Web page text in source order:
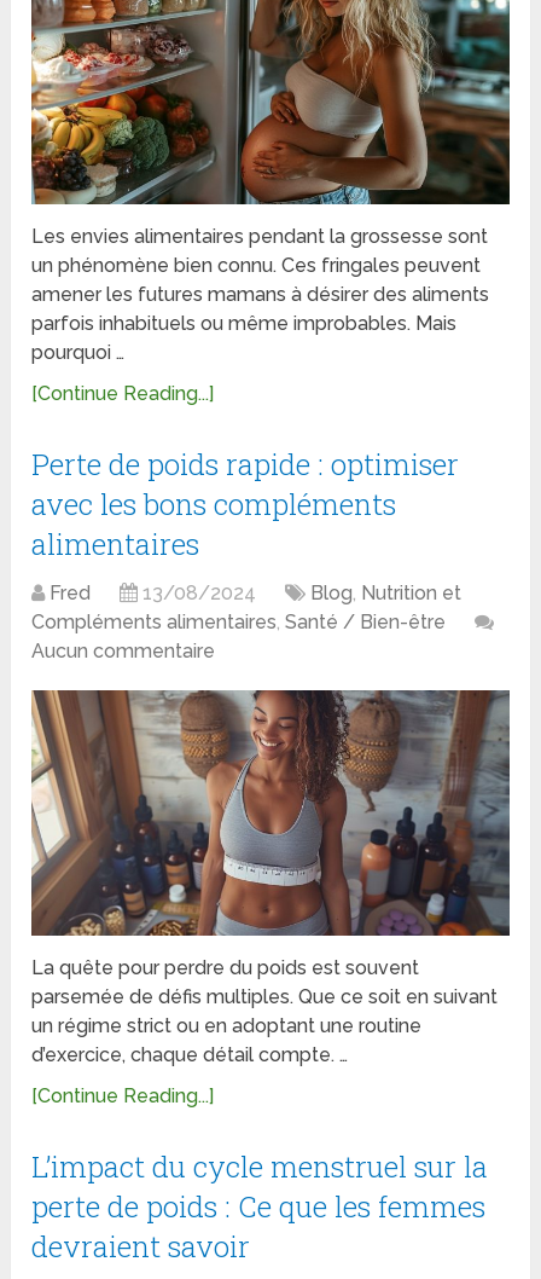
Les envies alimentaires pendant la grossesse sont
un phénomène bien connu. Ces fringales peuvent
amener les futures mamans à désirer des aliments
parfois inhabituels ou même improbables. Mais
pourquoi …
[Continue Reading...]
Perte de poids rapide : optimiser
avec les bons compléments
alimentaires
Fred 13/08/2024 Blog, Nutrition et
Compléments alimentaires,Santé / Bien-être
Aucun commentaire
La quête pour perdre du poids est souvent
parsemée de défis multiples. Que ce soit en suivant
un régime strict ou en adoptant une routine
d’exercice, chaque détail compte. …
[Continue Reading...]
L’impact du cycle menstruel sur la
perte de poids : Ce que les femmes
devraient savoir